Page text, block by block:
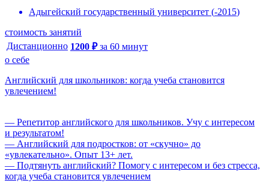
Адыгейский государственный университет (-2015)
стоимость занятий
Дистанционно 1200 ₽ за 60 минут
о себе
Английский для школьников: когда учеба становится
увлечением!
— Репетитор английского для школьников. Учу с интересом
и результатом!
— Английский для подростков: от «скучно» до
«увлекательно». Опыт 13+ лет.
— Подтянуть английский? Помогу с интересом и без стресса,
когда учеба становится увлечением